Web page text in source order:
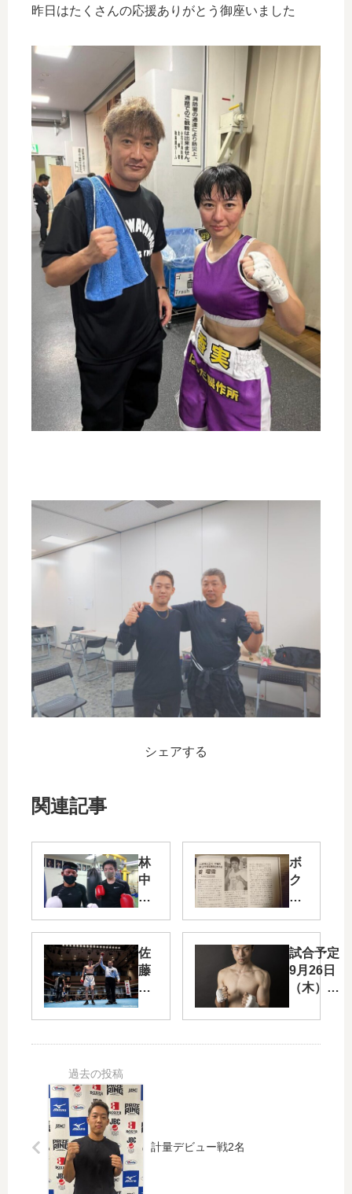
昨日はたくさんの応援ありがとう御座いました
シェアする
関連記事
林
中
OB
合
日
程
ボ
ク
シ
グ
マ
ガ
ジ
取
佐
藤
諄
選
合
結
果
試合予定
9月26日
（木）
佐藤 諄
幸 選
計量デビュー戦2名